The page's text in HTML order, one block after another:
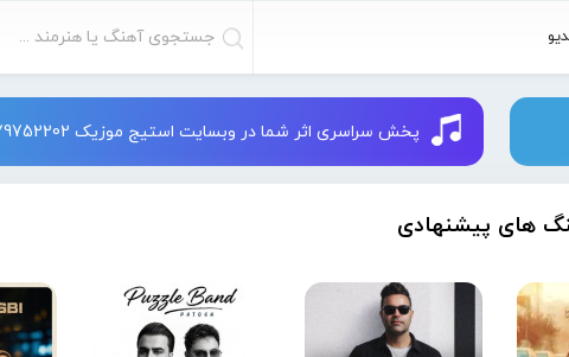
پخش سراسری اثر شما در وبسایت استیج موزیک 09379752202
های پیشنهادی